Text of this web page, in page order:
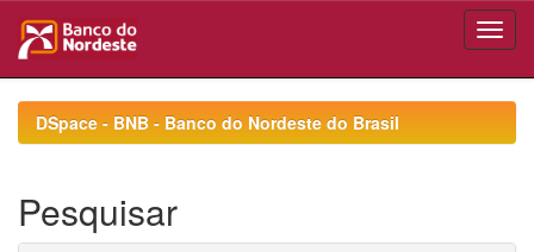
navigationDSpace - BNB - Banco do Nordeste do Brasil
Pesquisar